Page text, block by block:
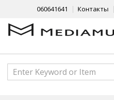
060641641 Контакты